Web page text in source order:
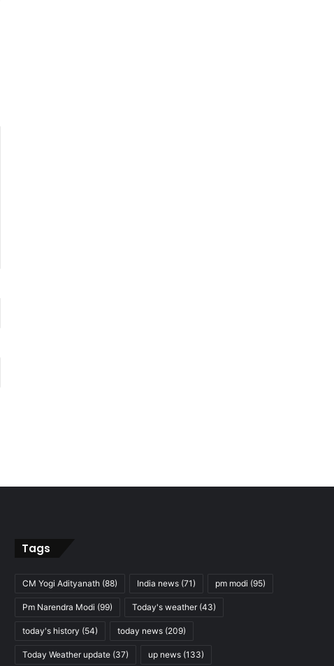
Tags
CM Yogi Adityanath(88) India news(71) pm modi (95)
Pm Narendra Modi (99) Today's weather(43)
today's history (54) today news(209)
Today Weather update(37) up news(133)